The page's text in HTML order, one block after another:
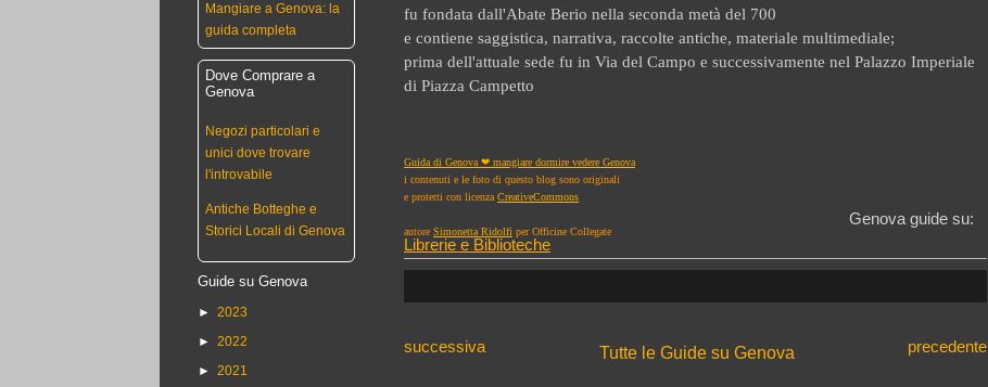
fu fondata dall'Abate Berio nella seconda metà del 700
e contiene saggistica, narrativa, raccolte antiche, materiale multimediale;
prima dell'attuale sede fu in Via del Campo e successivamente nel Palazzo Imperiale
di Piazza Campetto
Guida di Genova ❤ mangiare dormire vedere Genova
i contenuti e le foto di questo blog sono originali
e protetti con licenza CreativeCommons
autore Simonetta Ridolfi per Officine Collegate
Genova guide su:
Librerie e Biblioteche
successiva precedente
Tutte le Guide su Genova
Mangiare a Genova: la
guida completa
Dove Comprare a
Genova
Negozi particolari e
unici dove trovare
l'introvabile
Antiche Botteghe e
Storici Locali di Genova
Guide su Genova
► 2023
► 2022
► 2021